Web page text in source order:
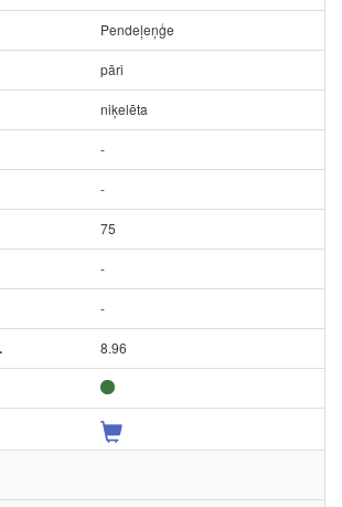
Pendeļeņģe
pāri
niķelēta
-
-
75
-
-
8.96